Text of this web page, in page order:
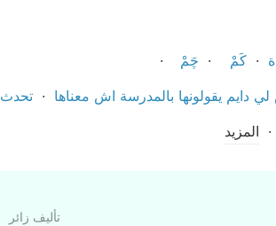
كَمْ
چَمْ
دايم يقولونها بالمدرسة اش معناها
تحدث
المزيد
تأليف زائر